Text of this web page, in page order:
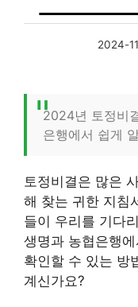
2024-
2024년 토정비
은행에서 쉽게
토정비결은 많은
해 찾는 귀한 지침
들이 우리를 기다
생명과 농협은행
확인할 수 있는 방
계신가요?